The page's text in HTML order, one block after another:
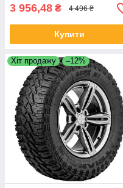
3 956,48 ₴ 4 496 ₴
Купити
Хіт продажу –12%